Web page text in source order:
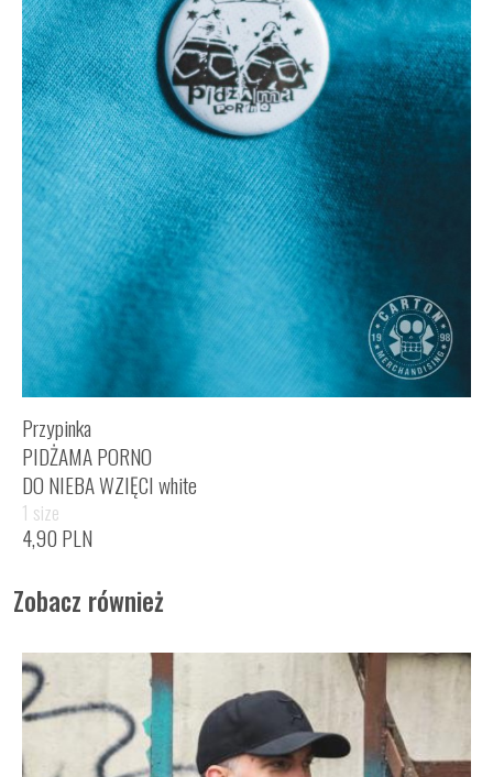
Przypinka
PIDŻAMA PORNO
DO NIEBA WZIĘCI white
1 size
4,90 PLN
Zobacz również